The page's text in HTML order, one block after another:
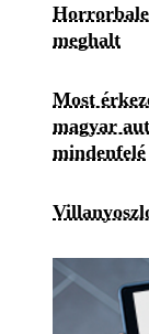
meghalt
Most
magyar
mindenfelé